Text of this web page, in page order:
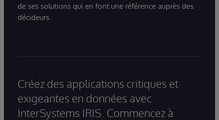
de ses solutions qui en font une référence auprès des
décideurs.
Créez des applications critiques et
exigeantes en données avec
InterSystems IRIS. Commencez à